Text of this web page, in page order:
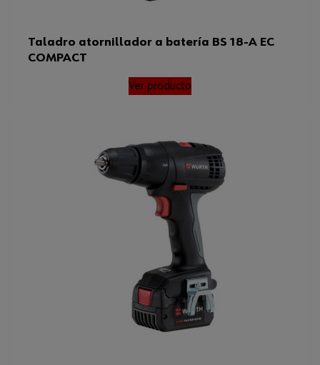
Taladro atornillador a batería BS 18-A EC
COMPACT
Ver producto